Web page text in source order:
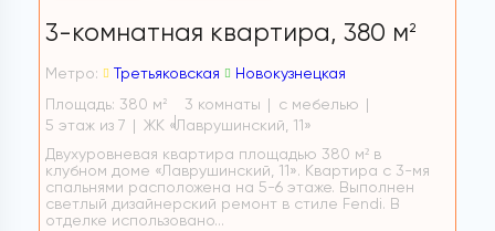
3-комнатная квартира, 380 м2
Метро: Третьяковская
Новокузнецкая
Площадь: 380 м 2 3 комнаты
с мебелью
5 этаж из 7
ЖК «Лаврушинский, 11»
Двухуровневая квартира площадью 380 м² в
клубном доме «Лаврушинский, 11». Квартира с 3-мя
спальнями расположена на 5-6 этаже. Выполнен
светлый дизайнерский ремонт в стиле Fendi. В
отделке использовано...